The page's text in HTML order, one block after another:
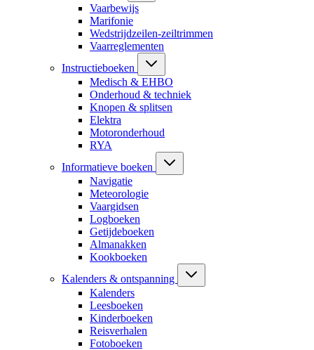
Vaarbewijs
Marifonie
Wedstrijdzeilen-zeiltrimmen
Vaarreglementen
Instructieboeken
Medisch & EHBO
Onderhoud & techniek
Knopen & splitsen
Elektra
Motoronderhoud
RYA
Informatieve boeken
Navigatie
Meteorologie
Vaargidsen
Logboeken
Getijdeboeken
Almanakken
Kookboeken
Kalenders & ontspanning
Kalenders
Leesboeken
Kinderboeken
Reisverhalen
Fotoboeken